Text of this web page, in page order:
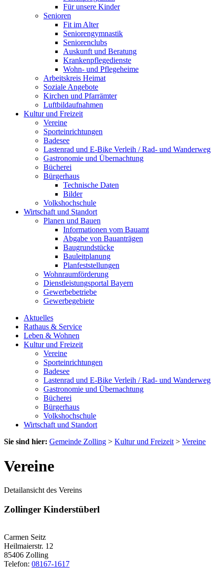
Für unsere Kinder
Senioren
Fit im Alter
Seniorengymnastik
Seniorenclubs
Auskunft und Beratung
Krankenpflegedienste
Wohn- und Pflegeheime
Arbeitskreis Heimat
Soziale Angebote
Kirchen und Pfarrämter
Luftbildaufnahmen
Kultur und Freizeit
Vereine
Sporteinrichtungen
Badesee
Lastenrad und E-Bike Verleih / Rad- und Wanderweg
Gastronomie und Übernachtung
Bücherei
Bürgerhaus
Technische Daten
Bilder
Volkshochschule
Wirtschaft und Standort
Planen und Bauen
Informationen vom Bauamt
Abgabe von Bauanträgen
Baugrundstücke
Bauleitplanung
Planfeststellungen
Wohnraumförderung
Dienstleistungsportal Bayern
Gewerbebetriebe
Gewerbegebiete
Aktuelles
Rathaus & Service
Leben & Wohnen
Kultur und Freizeit
Vereine
Sporteinrichtungen
Badesee
Lastenrad und E-Bike Verleih / Rad- und Wanderweg
Gastronomie und Übernachtung
Bücherei
Bürgerhaus
Volkshochschule
Wirtschaft und Standort
Sie sind hier: Gemeinde Zolling > Kultur und Freizeit > Vereine
Vereine
Detailansicht des Vereins
Zollinger Kinderstüberl
Carmen Seitz
Heilmaierstr. 12
85406 Zolling
Telefon: 08167-1617